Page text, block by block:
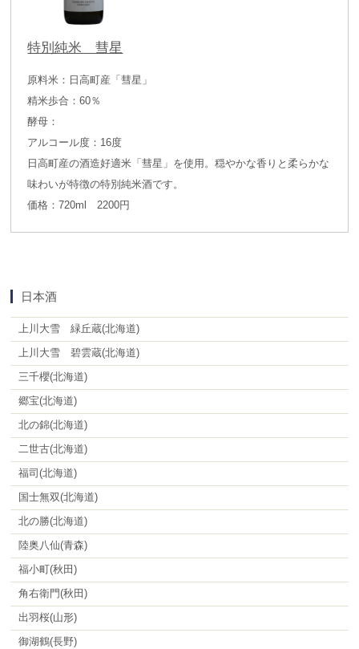
特別純米 彗星
原料米：日高町産「彗星」
精米歩合：60％
酵母：
アルコール度：16度
日高町産の酒造好適米「彗星」を使用。穏やかな香りと柔らかな
味わいが特徴の特別純米酒です。
価格：720ml 2200円
日本酒
上川大雪 緑丘蔵(北海道)
上川大雪 碧雲蔵(北海道)
三千櫻(北海道)
郷宝(北海道)
北の錦(北海道)
二世古(北海道)
福司(北海道)
国士無双(北海道)
北の勝(北海道)
陸奥八仙(青森)
福小町(秋田)
角右衛門(秋田)
出羽桜(山形)
御湖鶴(長野)